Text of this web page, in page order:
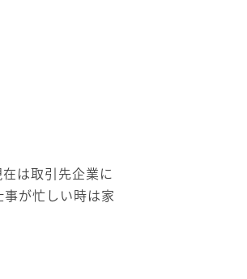
は取引先企業に
が忙しい時は家